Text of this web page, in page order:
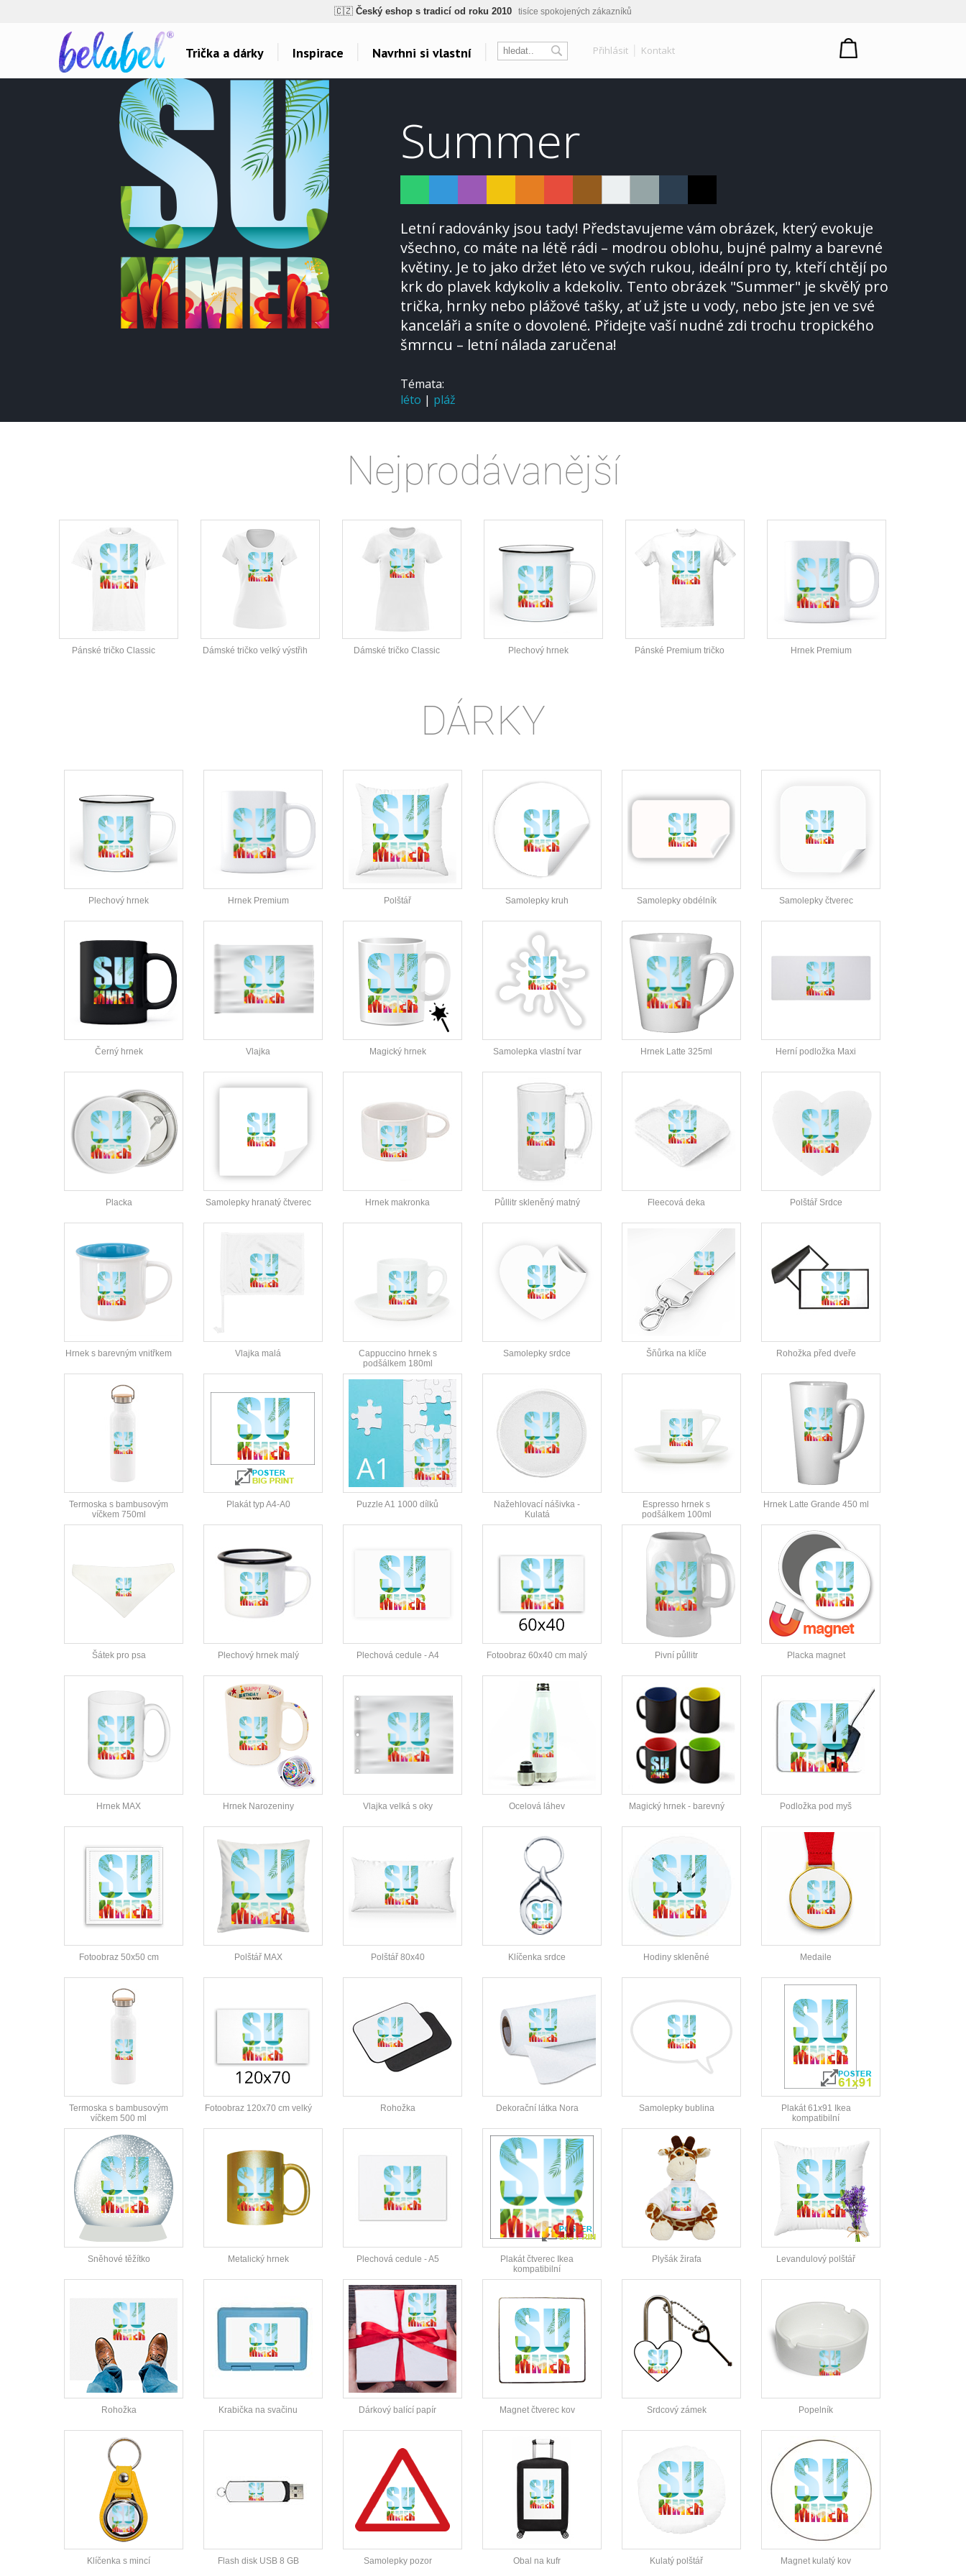
🇨🇿 Český eshop s tradicí od roku 2010 tisíce spokojených zákazníků
💡Inovativní výroba vlastní vývoj, nejnovější technologie
⚡Rychlé dodání expedujeme do 24h
Kvalita pod kontrolou
Český eshop s tradicí od roku 2010 tisíce spokojených zákazníků
Trička a dárky Inspirace Navrhni si vlastní Přihlásit Kontakt
Dárky pro..
Dárky pro maminku
Dárky pro ségru
Dárky pro babičku
Dárky pro tátu
Dárky pro dědu
Dárky pro partnera
Dárky pro partnerku
Dárky pro přátele
Inspirace na potisk
Sport a auta
Dětské
Hlášky
Humor
Hudba & Film
Autorská grafika
Vše..
Všechna témata..
Belabel na Facebooku
Summer
Letní radovánky jsou tady! Představujeme vám obrázek, který evokuje
všechno, co máte na létě rádi – modrou oblohu, bujné palmy a barevné
květiny. Je to jako držet léto ve svých rukou, ideální pro ty, kteří chtějí po
krk do plavek kdykoliv a kdekoliv. Tento obrázek "Summer" je skvělý pro
trička, hrnky nebo plážové tašky, ať už jste u vody, nebo jste jen ve své
kanceláři a sníte o dovolené. Přidejte vaší nudné zdi trochu tropického
šmrncu – letní nálada zaručena!
Témata:
léto | pláž
Nejprodávanější
Pánské tričko Classic Dámské tričko velký výstřih Dámské tričko Classic Plechový hrnek Pánské Premium tričko Hrnek Premium
DÁRKY
Plechový hrnek Hrnek Premium Polštář Samolepky kruh Samolepky obdélník Samolepky čtverec
Černý hrnek Vlajka Magický hrnek Samolepka vlastní tvar Hrnek Latte 325ml Herní podložka Maxi
Placka Samolepky hranatý čtverec Hrnek makronka Půllitr skleněný matný Fleecová deka Polštář Srdce
Hrnek s barevným vnitřkem Vlajka malá
Cappuccino hrnek s
podšálkem 180ml
Samolepky srdce Šňůrka na klíče Rohožka před dveře
Termoska s bambusovým
víčkem 750ml
Plakát typ A4-A0 Puzzle A1 1000 dílků
Nažehlovací nášivka -
Kulatá
Espresso hrnek s
podšálkem 100ml
Hrnek Latte Grande 450 ml
Šátek pro psa Plechový hrnek malý Plechová cedule - A4 Fotoobraz 60x40 cm malý Pivní půllitr Placka magnet
Hrnek MAX Hrnek Narozeniny Vlajka velká s oky Ocelová láhev Magický hrnek - barevný Podložka pod myš
Fotoobraz 50x50 cm Polštář MAX Polštář 80x40 Klíčenka srdce Hodiny skleněné Medaile
Termoska s bambusovým
víčkem 500 ml
Fotoobraz 120x70 cm velký Rohožka Dekorační látka Nora Samolepky bublina
Plakát 61x91 Ikea
kompatibilní
Sněhové těžítko Metalický hrnek Plechová cedule - A5
Plakát čtverec Ikea
kompatibilní
Plyšák žirafa Levandulový polštář
Rohožka Krabička na svačinu Dárkový balící papír Magnet čtverec kov Srdcový zámek Popelník
Klíčenka s mincí Flash disk USB 8 GB Samolepky pozor Obal na kufr Kulatý polštář Magnet kulatý kov